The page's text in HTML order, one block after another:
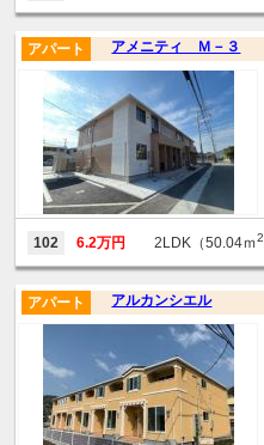
アメニティ Ｍ－３
アパート
102 6.2万円 2LDK（50.04ｍ2
アルカンシエル
アパート